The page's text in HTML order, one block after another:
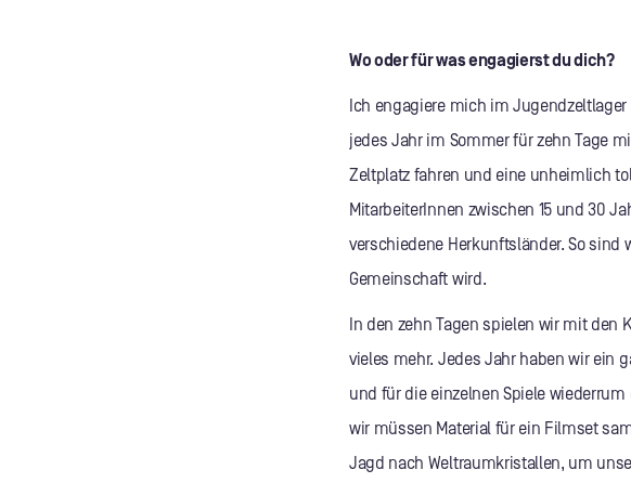
Wo oder für was engagierst du dich?
Ich engagiere mich im
jedes Jahr im Sommer für zehn Tage
Zeltplatz fahren und eine unheimlich
MitarbeiterInnen zwischen 15 und 30
verschiedene Herkunftsländer. So sind
Gemeinschaft wird.
In den zehn Tagen spielen wir mit den
vieles mehr. Jedes Jahr haben wir ein
und für die einzelnen Spiele
wir müssen Material für ein Filmset
Jagd nach Weltraumkristallen, um